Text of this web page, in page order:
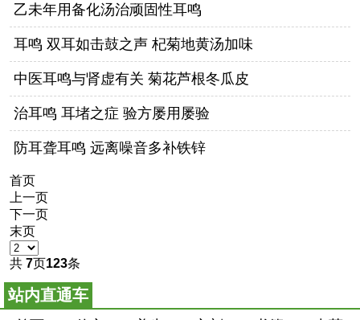
乙未年用备化汤治顽固性耳鸣
耳鸣 双耳如击鼓之声 杞菊地黄汤加味
中医耳鸣与肾虚有关 菊花芦根冬瓜皮
治耳鸣 耳堵之症 验方屡用屡验
防耳聋耳鸣 远离噪音多补铁锌
首页
上一页
下一页
末页
共 7页123条
站内直通车